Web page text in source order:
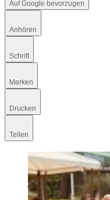
Auf Google bevorzugen
Anhören
Schrift
Merken
Drucken
Teilen